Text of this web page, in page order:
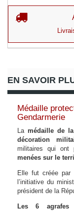
EN SAVOIR
Médaille
Gendarmerie
La médaille de
décoration
militaires qui ont
menées sur le
Elle fut créée
l’initiative du
président de la
Les 6 agrafes